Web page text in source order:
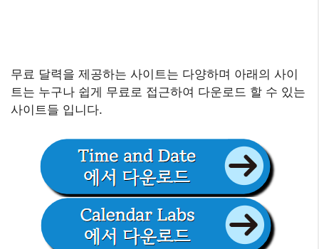
무료 달력을 제공하는 사이트는 다양하며 아래의 사이
트는 누구나 쉽게 무료로 접근하여 다운로드 할 수 있는
사이트들 입니다.